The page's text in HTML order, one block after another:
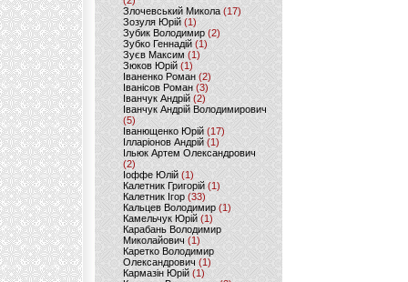
Злочевський Микола(17)
Зозуля Юрій (1)
Зубик Володимир (2)
Зубко Геннадій (1)
Зуєв Максим(1)
Зюков Юрій (1)
Іваненко Роман (2)
Іванісов Роман (3)
Іванчук Андрій(2)
Іванчук Андрій Володимирович
(5)
Іванющенко Юрій (17)
Ілларіонов Андрій (1)
Ільюк Артем Олександрович
(2)
Іоффе Юлій (1)
Калетник Григорій(1)
Калетник Ігор (33)
Кальцев Володимир(1)
Камельчук Юрій (1)
Карабань Володимир
Миколайович (1)
Каретко Володимир
Олександрович (1)
Кармазін Юрій(1)